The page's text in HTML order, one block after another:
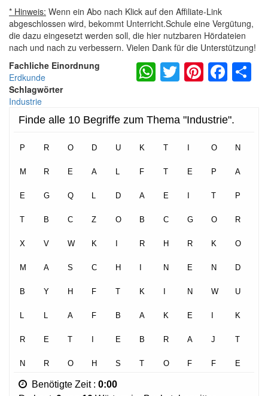
* Hinweis: Wenn ein Abo nach Klick auf den Affiliate-Link
abgeschlossen wird, bekommt Unterricht.Schule eine Vergütung,
die dazu eingesetzt werden soll, die hier nutzbaren Hördateien
nach und nach zu verbessern. Vielen Dank für die Unterstützung!
Fachliche Einordnung
Erdkunde
Schlagwörter
Industrie
WhatsApp
Twitter